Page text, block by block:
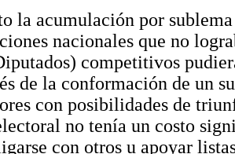
la acumulación por
nacionales que no
competitivos
de la conformación de un
con posibilidades de
no tenía un costo
con otros u apoyar